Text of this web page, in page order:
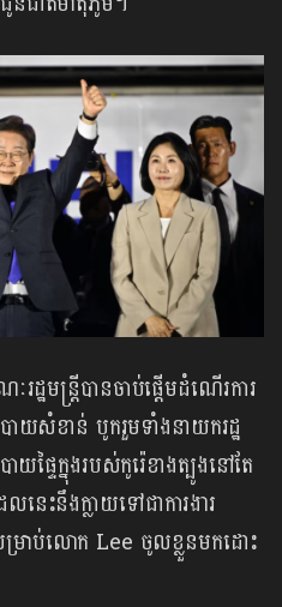
ឋមន្ត្រីបានចាប់ផ្តើមដំណើរការ
បាយសំខាន់ បូករួមទាំងនាយករដ្ឋ
យផ្ទៃក្នុងរបស់កូរ៉េខាងត្បូងនៅតែ
េះនឹងក្លាយទៅជាការងារ
រាប់លោក Lee ចូលខ្លួនមកដោះ